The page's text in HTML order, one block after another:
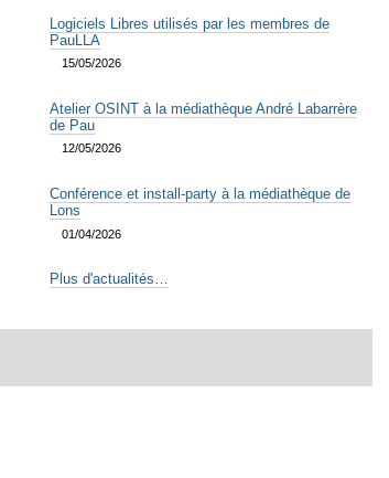
Logiciels Libres utilisés par les membres de
PauLLA
15/05/2026
Atelier OSINT à la médiathèque André Labarrère
de Pau
12/05/2026
Conférence et install-party à la médiathèque de
Lons
01/04/2026
Plus d'actualités…